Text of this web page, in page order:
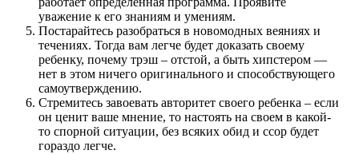
уважение к его знаниям и умениям.
Постарайтесь разобраться в новомодных веяниях и
течениях. Тогда вам легче будет доказать своему
ребенку, почему трэш – отстой, а быть хипстером —
нет в этом ничего оригинального и способствующего
самоутверждению.
Стремитесь завоевать авторитет своего ребенка – если
он ценит ваше мнение, то настоять на своем в какой-
то спорной ситуации, без всяких обид и ссор будет
гораздо легче.